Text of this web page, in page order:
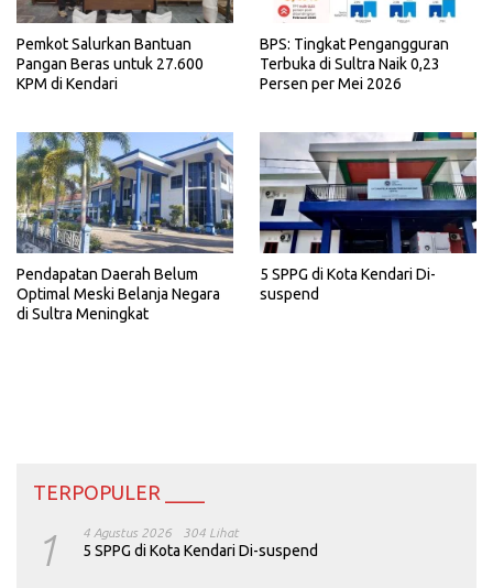
Pemkot Salurkan Bantuan
Pangan Beras untuk 27.600
KPM di Kendari
BPS: Tingkat Pengangguran
Terbuka di Sultra Naik 0,23
Persen per Mei 2026
Pendapatan Daerah Belum
Optimal Meski Belanja Negara
di Sultra Meningkat
5 SPPG di Kota Kendari Di-
suspend
TERPOPULER ____
1 4 Agustus 2026 304 Lihat
5 SPPG di Kota Kendari Di-suspend